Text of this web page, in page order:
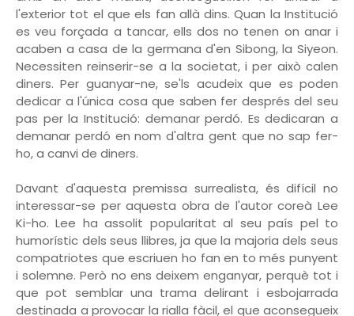
l'exterior tot el que els fan allà dins. Quan la Institució
es veu forçada a tancar, ells dos no tenen on anar i
acaben a casa de la germana d'en Sibong, la Siyeon.
Necessiten reinserir-se a la societat, i per això calen
diners. Per guanyar-ne, se'ls acudeix que es poden
dedicar a l'única cosa que saben fer després del seu
pas per la Institució: demanar perdó. Es dedicaran a
demanar perdó en nom d'altra gent que no sap fer-
ho, a canvi de diners.
Davant d'aquesta premissa surrealista, és difícil no
interessar-se per aquesta obra de l'autor coreà Lee
Ki-ho. Lee ha assolit popularitat al seu país pel to
humorístic dels seus llibres, ja que la majoria dels seus
compatriotes que escriuen ho fan en to més punyent
i solemne. Però no ens deixem enganyar, perquè tot i
que pot semblar una trama delirant i esbojarrada
destinada a provocar la rialla fàcil, el que aconsegueix